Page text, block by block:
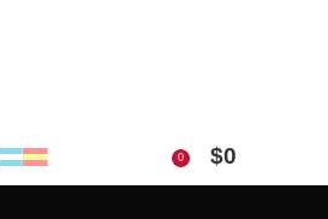
0 $0